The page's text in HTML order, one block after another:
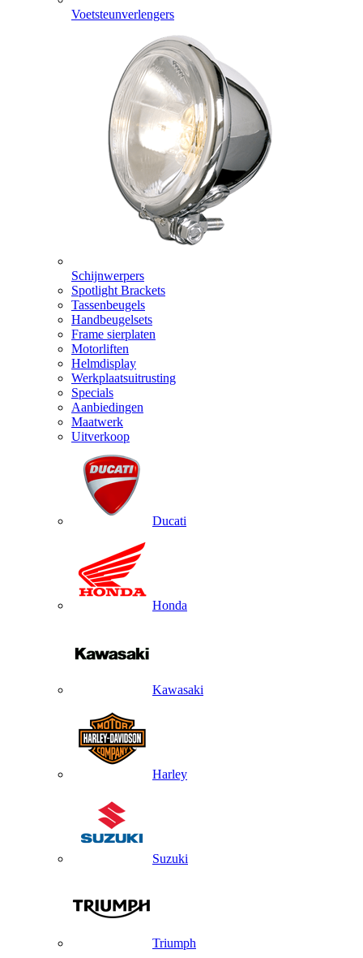
Voetsteunverlengers
Schijnwerpers
Spotlight Brackets
Tassenbeugels
Handbeugelsets
Frame sierplaten
Motorliften
Helmdisplay
Werkplaatsuitrusting
Specials
Aanbiedingen
Maatwerk
Uitverkoop
Ducati
Honda
Kawasaki
Harley
Suzuki
Triumph